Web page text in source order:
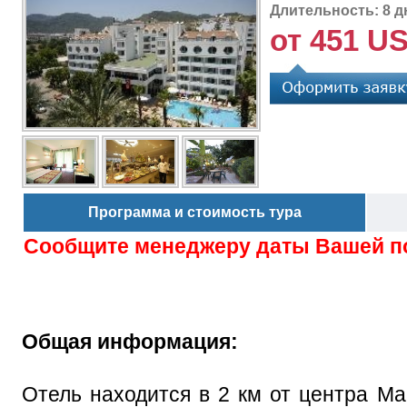
Длительность: 8
от 451
Программа и стоимость тура
Сообщите менеджеру даты Вашей
Общая информация:
Отель находится в 2 км от центра